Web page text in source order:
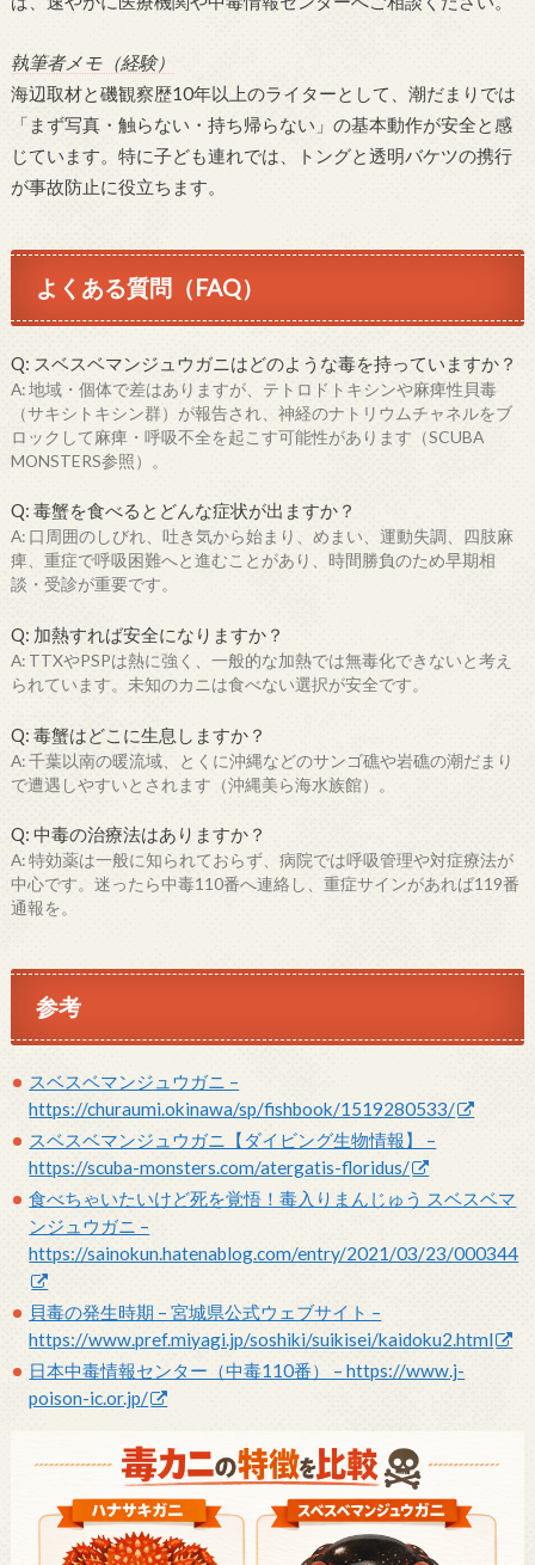
執筆者メモ（経験）
海辺取材と磯観察歴10年以上のライターとして、潮だまりでは
「まず写真・触らない・持ち帰らない」の基本動作が安全と感
じています。特に子ども連れでは、トングと透明バケツの携行
が事故防止に役立ちます。
よくある質問（FAQ）
Q: スベスベマンジュウガニはどのような毒を持っていますか？
A: 地域・個体で差はありますが、テトロドトキシンや麻痺性貝毒
（サキシトキシン群）が報告され、神経のナトリウムチャネルをブ
ロックして麻痺・呼吸不全を起こす可能性があります（SCUBA
MONSTERS参照）。
Q: 毒蟹を食べるとどんな症状が出ますか？
A: 口周囲のしびれ、吐き気から始まり、めまい、運動失調、四肢麻
痺、重症で呼吸困難へと進むことがあり、時間勝負のため早期相
談・受診が重要です。
Q: 加熱すれば安全になりますか？
A: TTXやPSPは熱に強く、一般的な加熱では無毒化できないと考え
られています。未知のカニは食べない選択が安全です。
Q: 毒蟹はどこに生息しますか？
A: 千葉以南の暖流域、とくに沖縄などのサンゴ礁や岩礁の潮だまり
で遭遇しやすいとされます（沖縄美ら海水族館）。
Q: 中毒の治療法はありますか？
A: 特効薬は一般に知られておらず、病院では呼吸管理や対症療法が
中心です。迷ったら中毒110番へ連絡し、重症サインがあれば119番
通報を。
参考
スベスベマンジュウガニ –
https://churaumi.okinawa/sp/fishbook/1519280533/
スベスベマンジュウガニ【ダイビング生物情報】 –
https://scuba-monsters.com/atergatis-floridus/
食べちゃいたいけど死を覚悟！毒入りまんじゅう スベスベマ
ンジュウガニ –
https://sainokun.hatenablog.com/entry/2021/03/23/000344
貝毒の発生時期 – 宮城県公式ウェブサイト –
https://www.pref.miyagi.jp/soshiki/suikisei/kaidoku2.html
日本中毒情報センター（中毒110番） – https://www.j-
poison-ic.or.jp/